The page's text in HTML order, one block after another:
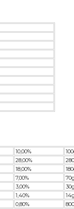
10,00%
28,00%
18,00%
7,00%
3,00%
1,40%
0,80%